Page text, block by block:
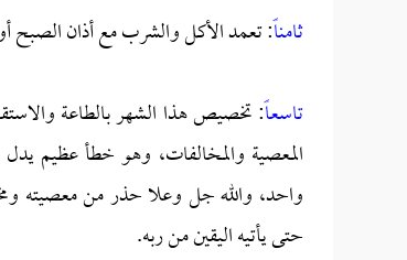
ثامناً: تعمد الأكل والشرب مع أذان الصبح
تاسعاً: تخصيص هذا الشهر بالطاعة
المعصية والمخالفات، وهو خطأ عظيم
واحد، والله جل وعلا حذر من معصيته
حتى يأتيه اليقين من ربه.